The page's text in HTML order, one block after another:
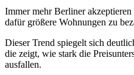
Immer mehr Berliner
dafür größere Wohnungen zu
Dieser Trend spiegelt sich
die zeigt, wie stark die
ausfallen.